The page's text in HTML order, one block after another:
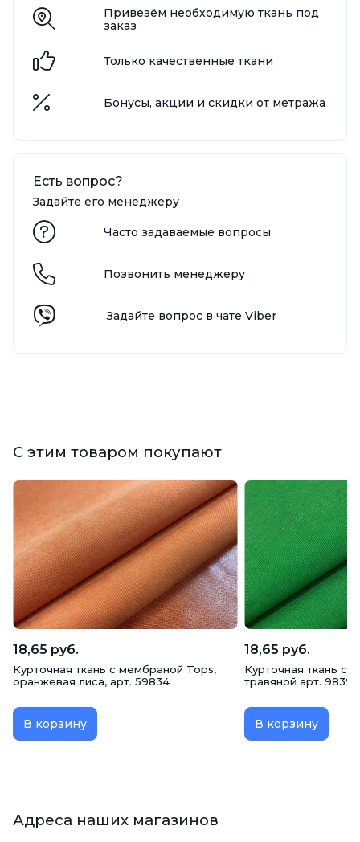
Привезём необходимую ткань под
заказ
Только качественные ткани
Бонусы, акции и скидки от метража
Есть вопрос?
Задайте его менеджеру
Часто задаваемые вопросы
Позвонить менеджеру
Задайте вопрос в чате Viber
С этим товаром покупают
18,65 руб.
Курточная ткань с мембраной Tops,
оранжевая лиса, арт. 59834
В корзину
18,65 руб.
Курточная ткань с
травяной арт. 98395
В корзину
Адреса наших магазинов